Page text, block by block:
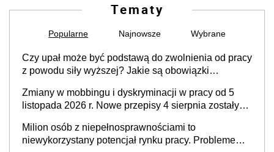
Tematy
Popularne Najnowsze Wybrane
Czy upał może być podstawą do zwolnienia od pracy
z powodu siły wyższej? Jakie są obowiązki
Zmiany w mobbingu i dyskryminacji w pracy od 5
listopada 2026 r. Nowe przepisy 4 sierpnia zostały
Milion osób z niepełnosprawnościami to
niewykorzystany potencjał rynku pracy. Problemem